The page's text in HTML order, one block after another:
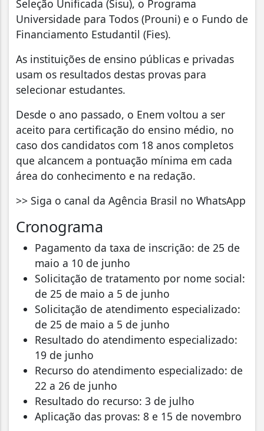
Seleção Unificada (Sisu), o Programa
Universidade para Todos (Prouni) e o Fundo de
Financiamento Estudantil (Fies).
As instituições de ensino públicas e privadas
usam os resultados destas provas para
selecionar estudantes.
Desde o ano passado, o Enem voltou a ser
aceito para certificação do ensino médio, no
caso dos candidatos com 18 anos completos
que alcancem a pontuação mínima em cada
área do conhecimento e na redação.
>> Siga o canal da Agência Brasil no WhatsApp
Cronograma
Pagamento da taxa de inscrição: de 25 de
maio a 10 de junho
Solicitação de tratamento por nome social:
de 25 de maio a 5 de junho
Solicitação de atendimento especializado:
de 25 de maio a 5 de junho
Resultado do atendimento especializado:
19 de junho
Recurso do atendimento especializado: de
22 a 26 de junho
Resultado do recurso: 3 de julho
Aplicação das provas: 8 e 15 de novembro